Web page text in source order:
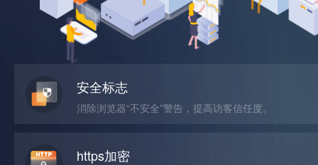
安全标志
消除浏览器“不安全”警告，提高访客信任度。
https加密